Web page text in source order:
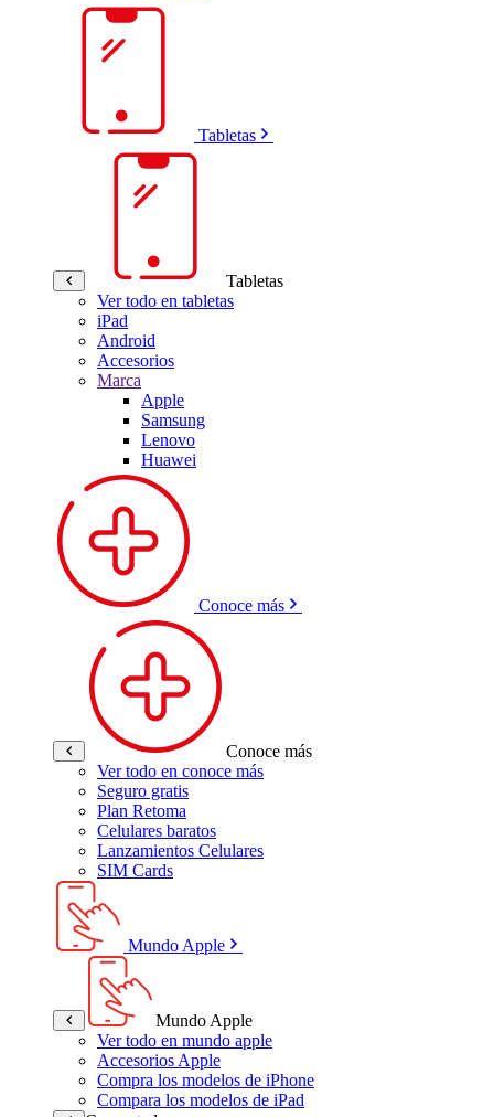
Tabletas
Tabletas
Ver todo en tabletas
iPad
Android
Accesorios
Marca
Apple
Samsung
Lenovo
Huawei
Conoce más
Conoce más
Ver todo en conoce más
Seguro gratis
Plan Retoma
Celulares baratos
Lanzamientos Celulares
SIM Cards
Mundo Apple
Mundo Apple
Ver todo en mundo apple
Accesorios Apple
Compra los modelos de iPhone
Compara los modelos de iPad